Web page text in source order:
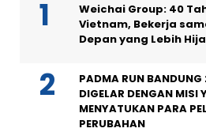
Weichai Group: 40
Vietnam, Bekerja
Depan yang Lebih
PADMA RUN
DIGELAR DENGAN MISI
MENYATUKAN PARA
PERUBAHAN